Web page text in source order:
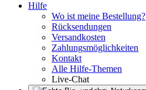
Hilfe
Wo ist meine Bestellung?
Rücksendungen
Versandkosten
Zahlungsmöglichkeiten
Kontakt
Alle Hilfe-Themen
Live-Chat